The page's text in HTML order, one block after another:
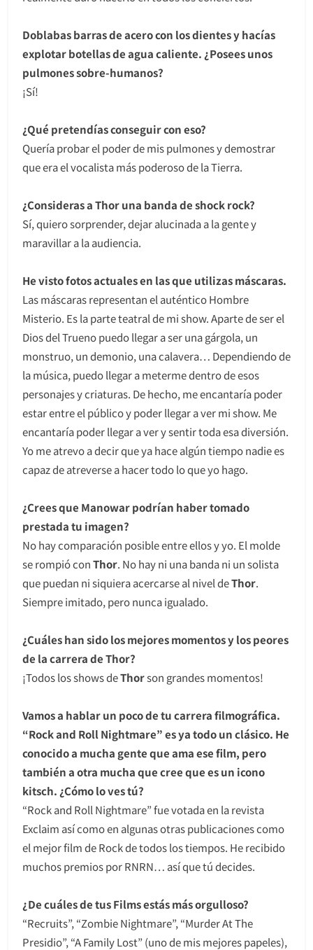
Doblabas barras de acero con los dientes y hacías
explotar botellas de agua caliente. ¿Posees unos
pulmones sobre-humanos?
¡Sí!
¿Qué pretendías conseguir con eso?
Quería probar el poder de mis pulmones y demostrar
que era el vocalista más poderoso de la Tierra.
¿Consideras a Thor una banda de shock rock?
Sí, quiero sorprender, dejar alucinada a la gente y
maravillar a la audiencia.
He visto fotos actuales en las que utilizas máscaras.
Las máscaras representan el auténtico Hombre
Misterio. Es la parte teatral de mi show. Aparte de ser el
Dios del Trueno puedo llegar a ser una gárgola, un
monstruo, un demonio, una calavera… Dependiendo de
la música, puedo llegar a meterme dentro de esos
personajes y criaturas. De hecho, me encantaría poder
estar entre el público y poder llegar a ver mi show. Me
encantaría poder llegar a ver y sentir toda esa diversión.
Yo me atrevo a decir que ya hace algún tiempo nadie es
capaz de atreverse a hacer todo lo que yo hago.
¿Crees que Manowar podrían haber tomado
prestada tu imagen?
No hay comparación posible entre ellos y yo. El molde
se rompió conThor. No hay ni una banda ni un solista
que puedan ni siquiera acercarse al nivel deThor.
Siempre imitado, pero nunca igualado.
¿Cuáles han sido los mejores momentos y los peores
de la carrera de Thor?
¡Todos los shows deThorson grandes momentos!
Vamos a hablar un poco de tu carrera filmográfica.
“Rock and Roll Nightmare” es ya todo un clásico. He
conocido a mucha gente que ama ese film, pero
también a otra mucha que cree que es un icono
kitsch. ¿Cómo lo ves tú?
“Rock and Roll Nightmare” fue votada en la revista
Exclaim así como en algunas otras publicaciones como
el mejor film de Rock de todos los tiempos. He recibido
muchos premios por RNRN… así que tú decides.
¿De cuáles de tus Films estás más orgulloso?
“Recruits”, “Zombie Nightmare”, “Murder At The
Presidio”, “A Family Lost” (uno de mis mejores papeles),